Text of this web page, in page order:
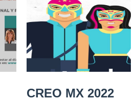
CREO MX 2022